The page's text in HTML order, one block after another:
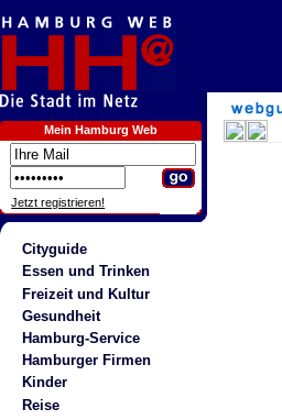
Mein Hamburg Web
Jetzt registrieren!
Cityguide
Essen und Trinken
Freizeit und Kultur
Gesundheit
Hamburg-Service
Hamburger Firmen
Kinder
Reise